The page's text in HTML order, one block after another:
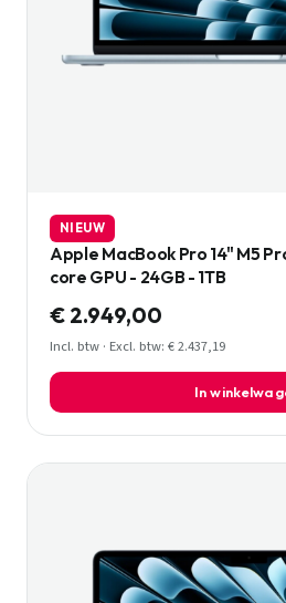
NIEUW
Apple MacBook Pro 14" M5
core GPU - 24GB - 1TB
€ 2.949,00
Incl. btw · Excl. btw: € 2.437,19
In